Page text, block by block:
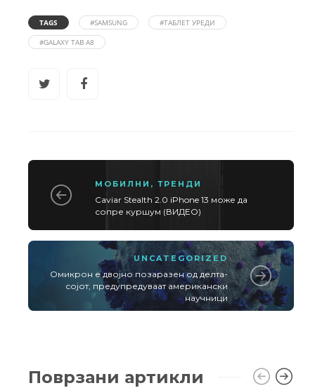
TAGS #SAMSUNG
#ТАБЛЕТ УРЕДИ
#GALAXY TAB A8
МОБИЛНИ , ТРЕНДИ
Caviar Stealth 2.0 iPhone 13 може да
сопре куршум (ВИДЕО)
UNCATEGORIZED
Омикрон е двојно позаразен од делта-
сојот, предупредуваат американски
научници
Поврзани артикли